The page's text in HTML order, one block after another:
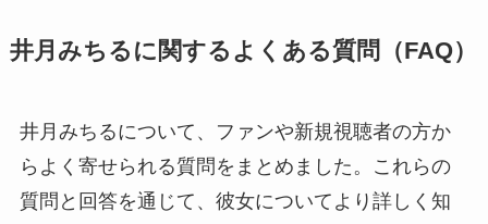
井月みちるに関するよくある質問（FAQ）
井月みちるについて、ファンや新規視聴者の方か
らよく寄せられる質問をまとめました。これらの
質問と回答を通じて、彼女についてより詳しく知